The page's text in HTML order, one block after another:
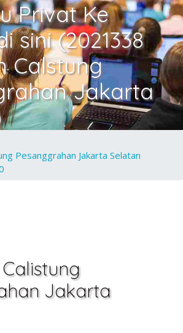
Privat Ke
sini (2021338
Calstung
Jakarta
Pesanggrahan Jakarta Selatan
Jakarta